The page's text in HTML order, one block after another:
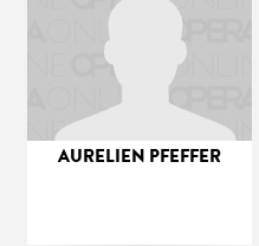
AURELIEN PFEFFER